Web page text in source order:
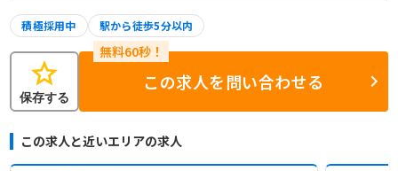
積極採用中 駅から徒歩5分以内
star
保存する
この求人を問い合わせる
この求人と近いエリアの求人